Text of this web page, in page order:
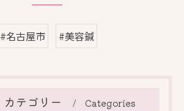
#名古屋市 #美容鍼
カテゴリー Categories